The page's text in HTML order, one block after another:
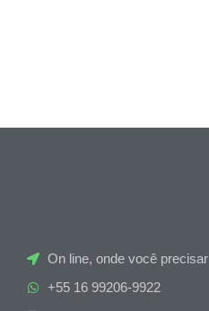
On line, onde você precisar
+55 16 99206-9922